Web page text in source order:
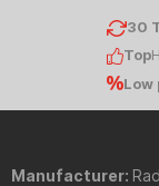
30
Top
Low
Manufacturer: